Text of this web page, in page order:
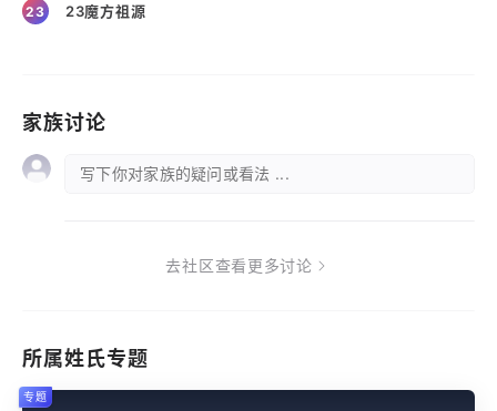
23 23魔方祖源
家族讨论
写下你对家族的疑问或看法 ...
去社区查看更多讨论
所属姓氏专题
专题